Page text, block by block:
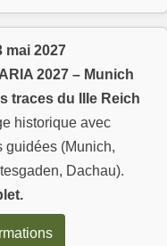
mai 2027
2027 – Munich
traces du IIIe Reich
historique avec
guidées (Munich,
Dachau).